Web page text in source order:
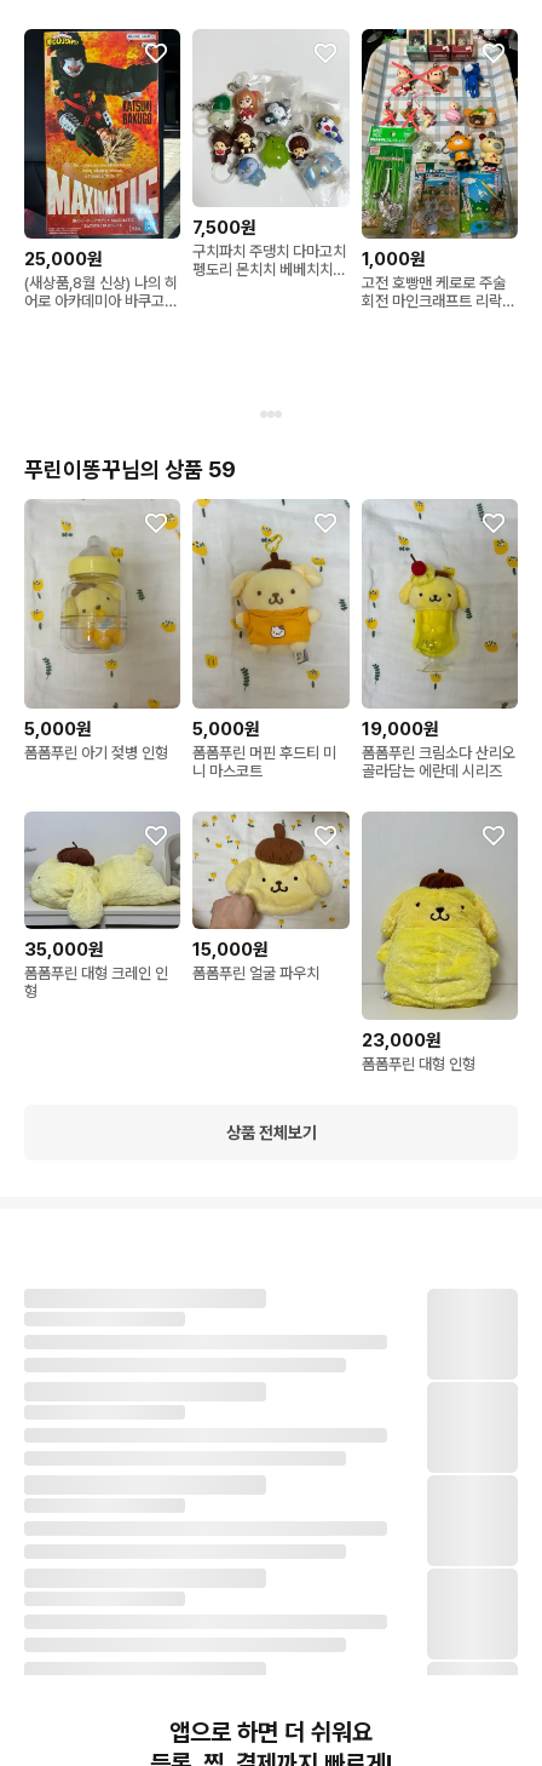
25,000원
(새상품,8월 신상) 나의 히
어로 아카데미아 바쿠고
7,500원
구치파치 주댕치 다마고치
펭도리 몬치치 베베치치
1,000원
고전 호빵맨 케로로 주술
회전 마인크래프트 리락쿠
푸린이똥꾸님의 상품 59
5,000원
폼폼푸린 아기 젖병 인형
5,000원
폼폼푸린 머핀 후드티 미
니 마스코트
19,000원
폼폼푸린 크림소다 산리오
골라담는 에란데 시리즈
35,000원
폼폼푸린 대형 크레인 인
형
15,000원
폼폼푸린 얼굴 파우치
23,000원
폼폼푸린 대형 인형
상품 전체보기
앱으로 하면 더 쉬워요